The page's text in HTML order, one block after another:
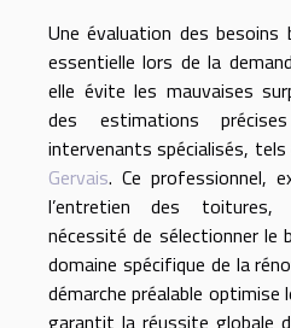
Une évaluation des
essentielle lors de la
elle évite les mauvaises
des estimations
intervenants spécialisés, tels
Gervais. Ce professionnel,
l’entretien des
nécessité de sélectionner le
domaine spécifique de la
démarche préalable
garantit la réussite globale